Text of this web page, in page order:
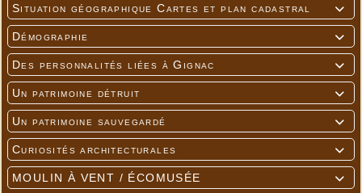

Situation géographique Cartes et plan cadastral

Démographie

Des personnalités liées à Gignac

Un patrimoine détruit

Un patrimoine sauvegardé

Curiosités architecturales

MOULIN À VENT / ÉCOMUSÉE